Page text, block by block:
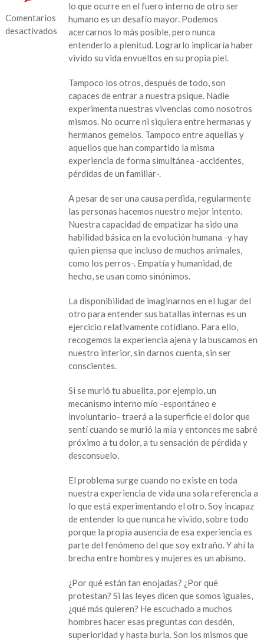
Comentarios
desactivados
lo que ocurre en el fuero interno de otro ser
humano es un desafío mayor. Podemos
acercarnos lo más posible, pero nunca
entenderlo a plenitud. Lograrlo implicaría haber
vivido su vida envueltos en su propia piel.
Tampoco los otros, después de todo, son
capaces de entrar a nuestra psique. Nadie
experimenta nuestras vivencias como nosotros
mismos. No ocurre ni siquiera entre hermanas y
hermanos gemelos. Tampoco entre aquellas y
aquellos que han compartido la misma
experiencia de forma simultánea -accidentes,
pérdidas de un familiar-.
A pesar de ser una causa perdida, regularmente
las personas hacemos nuestro mejor intento.
Nuestra capacidad de empatizar ha sido una
habilidad básica en la evolución humana -y hay
quien piensa que incluso de muchos animales,
como los perros-. Empatía y humanidad, de
hecho, se usan como sinónimos.
La disponibilidad de imaginarnos en el lugar del
otro para entender sus batallas internas es un
ejercicio relativamente cotidiano. Para ello,
recogemos la experiencia ajena y la buscamos en
nuestro interior, sin darnos cuenta, sin ser
conscientes.
Si se murió tu abuelita, por ejemplo, un
mecanismo interno mío -espontáneo e
involuntario- traerá a la superficie el dolor que
sentí cuando se murió la mía y entonces me sabré
próximo a tu dolor, a tu sensación de pérdida y
desconsuelo.
El problema surge cuando no existe en toda
nuestra experiencia de vida una sola referencia a
lo que está experimentando el otro. Soy incapaz
de entender lo que nunca he vivido, sobre todo
porque la propia ausencia de esa experiencia es
parte del fenómeno del que soy extraño. Y ahí la
brecha entre hombres y mujeres es un abismo.
¿Por qué están tan enojadas? ¿Por qué
protestan? Si las leyes dicen que somos iguales,
¿qué más quieren? He escuchado a muchos
hombres hacer esas preguntas con desdén,
superioridad y hasta burla. Son los mismos que